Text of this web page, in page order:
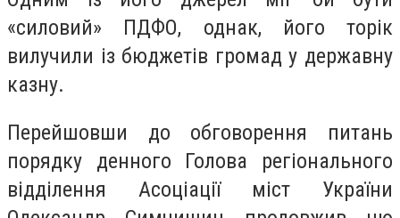
«силовий» ПДФО, однак, його торік
вилучили із бюджетів громад у державну
казну.
Перейшовши до обговорення питань
порядку денного Голова регіонального
відділення Асоціації міст України